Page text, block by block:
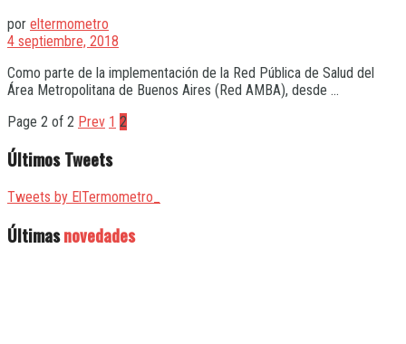
por eltermometro
4 septiembre, 2018
Como parte de la implementación de la Red Pública de Salud del
Área Metropolitana de Buenos Aires (Red AMBA), desde ...
Page 2 of 2 Prev 1 2
Últimos Tweets
Tweets by ElTermometro_
Últimasnovedades